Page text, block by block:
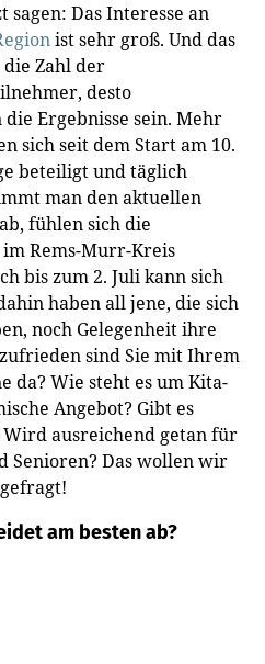
sagen: Das Interesse an
ist sehr groß. Und das
Zahl der
desto
Ergebnisse sein. Mehr
sich seit dem Start am 10.
beteiligt und täglich
man den aktuellen
fühlen sich die
Rems-Murr-Kreis
bis zum 2. Juli kann sich
haben all jene, die sich
noch Gelegenheit ihre
sind Sie mit Ihrem
da? Wie steht es um Kita-
Angebot? Gibt es
ausreichend getan für
Senioren? Das wollen wir
am besten ab?